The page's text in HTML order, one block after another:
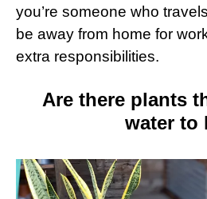
you’re someone who
be away from home for
extra responsibilities.
Are there plants
water to